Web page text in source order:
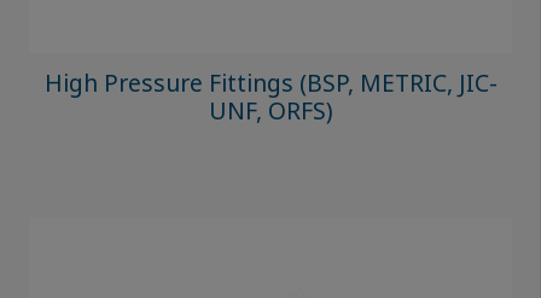
High Pressure Fittings (BSP, METRIC, JIC-
UNF, ORFS)